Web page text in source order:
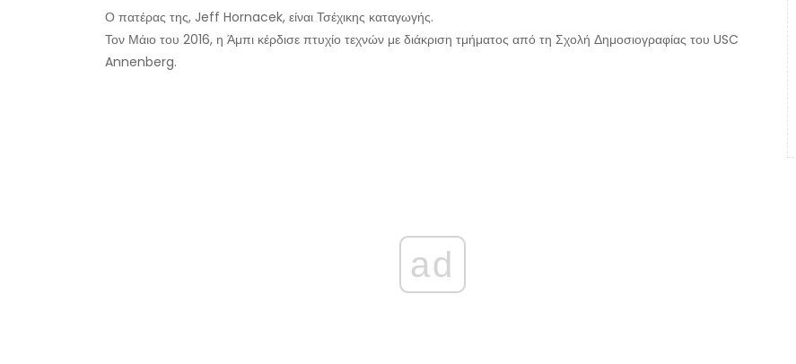
Ο πατέρας της, Jeff Hornacek, είναι Τσέχικης καταγωγής.
Τον Μάιο του 2016, η Άμπι κέρδισε πτυχίο τεχνών με διάκριση τμήματος από τη Σχολή Δημοσιογραφίας του USC
Annenberg.
ad